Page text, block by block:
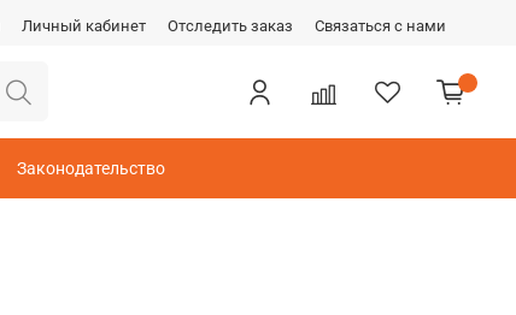
Личный кабинет Отследить заказ Связаться с нами
Законодательство